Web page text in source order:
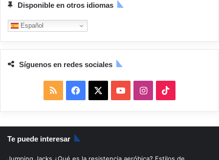
Disponible en otros idiomas
Español
Síguenos en redes sociales
S
S
a
c
o
u
I
n
s
i
k
Te puede interesar